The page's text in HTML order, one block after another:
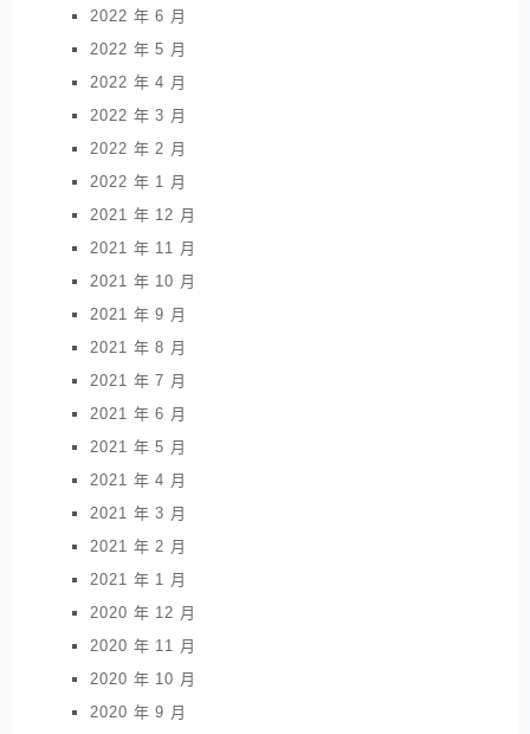
2022 年 6 月
2022 年 5 月
2022 年 4 月
2022 年 3 月
2022 年 2 月
2022 年 1 月
2021 年 12 月
2021 年 11 月
2021 年 10 月
2021 年 9 月
2021 年 8 月
2021 年 7 月
2021 年 6 月
2021 年 5 月
2021 年 4 月
2021 年 3 月
2021 年 2 月
2021 年 1 月
2020 年 12 月
2020 年 11 月
2020 年 10 月
2020 年 9 月